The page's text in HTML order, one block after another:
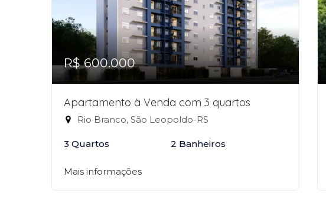
R$ 600.000
Apartamento à Venda com 3 quartos
Rio Branco, São Leopoldo-RS
3 Quartos 2 Banheiros
Mais informações